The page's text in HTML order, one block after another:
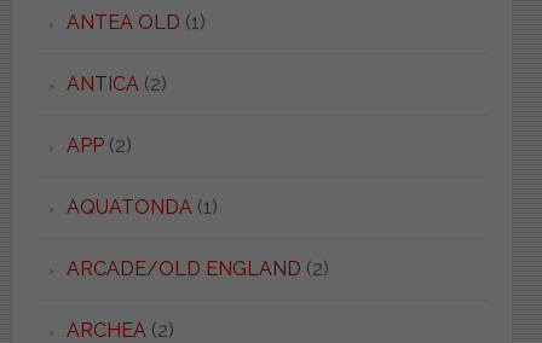
ANTEA OLD (1)
ANTICA (2)
APP(2)
AQUATONDA (1)
ARCADE/OLD ENGLAND (2)
ARCHEA (2)